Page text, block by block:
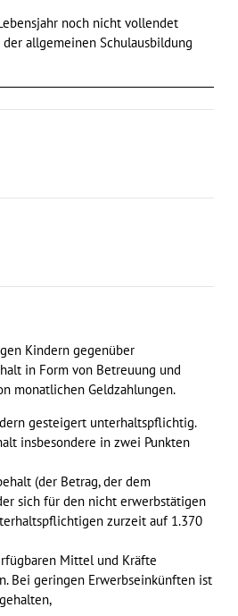
noch nicht vollendet
allgemeinen Schulausbildung
Kindern gegenüber
in Form von Betreuung und
monatlichen Geldzahlungen.
gesteigert unterhaltspflichtig.
insbesondere in zwei Punkten
(der Betrag, der dem
sich für den nicht erwerbstätigen
zurzeit auf 1.370
Mittel und Kräfte
Bei geringen Erwerbseinkünften ist